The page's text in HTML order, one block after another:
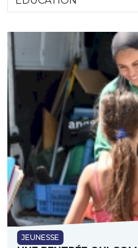
JEUNESSE